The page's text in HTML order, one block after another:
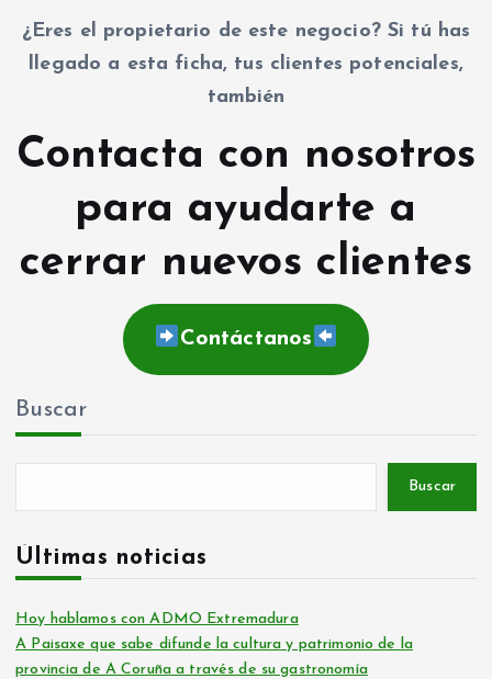
¿Eres el propietario de este negocio? Si tú has
llegado a esta ficha, tus clientes potenciales,
también
Contacta con nosotros
para ayudarte a
cerrar nuevos clientes
Contáctanos
Buscar
Buscar
Últimas noticias
Hoy hablamos con ADMO Extremadura
A Paisaxe que sabe difunde la cultura y patrimonio de la
provincia de A Coruña a través de su gastronomía